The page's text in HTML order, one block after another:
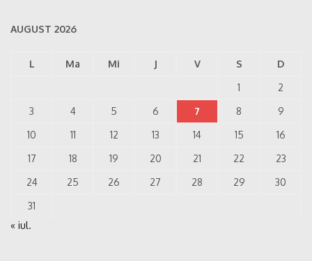
AUGUST 2026
L Ma Mi J V S
D
1
2
3
4 5 6 7 8
9
10
11 12 13 14 15
16
17
18 19 20 21 22
23
24
25 26 27 28 29
30
31
« iul.